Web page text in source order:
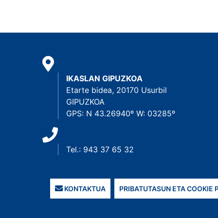
IKASLAN GIPUZKOA
Etarte bidea, 20170 Usurbil
GIPUZKOA
GPS: N 43.26940º W: 03285º
Tel.: 943 37 65 32
KONTAKTUA PRIBATUTASUN ETA COOKIE